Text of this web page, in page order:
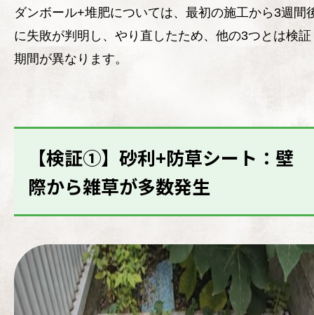
ダンボール+堆肥については、最初の施工から3週間
に失敗が判明し、やり直したため、他の3つとは検証
期間が異なります。
【検証①】砂利+防草シート：壁
際から雑草が多数発生